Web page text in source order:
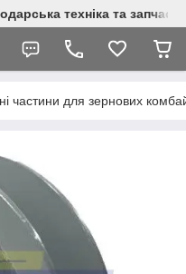
техніка та
частини для зернових